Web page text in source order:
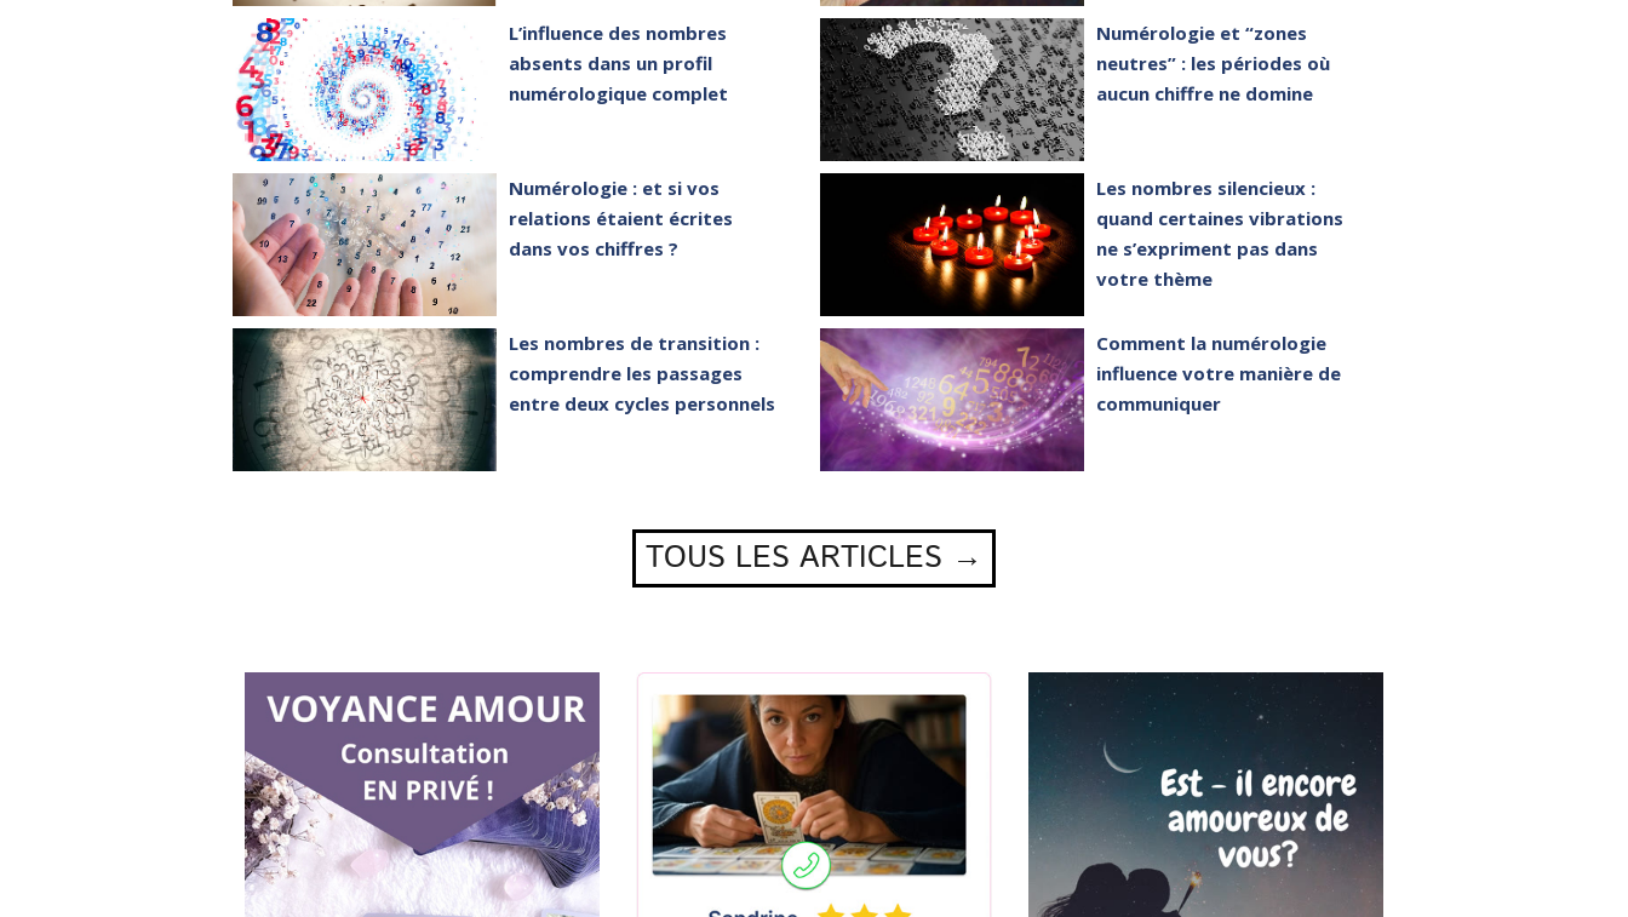
L’influence des nombres
absents dans un profil
numérologique complet
Numérologie : et si vos
relations étaient écrites
dans vos chiffres ?
Les nombres de transition :
comprendre les passages
entre deux cycles personnels
Numérologie et “zones
neutres” : les périodes où
aucun chiffre ne domine
Les nombres silencieux :
quand certaines vibrations
ne s’expriment pas dans
votre thème
Comment la numérologie
influence votre manière de
communiquer
TOUS LES ARTICLES →